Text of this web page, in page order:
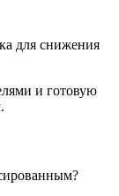
для снижения
и готовую